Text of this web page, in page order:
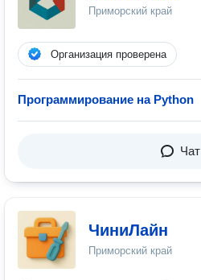
Приморский край
Организация проверена
Программирование на Python
Чат
ЧиниЛайн
Приморский край